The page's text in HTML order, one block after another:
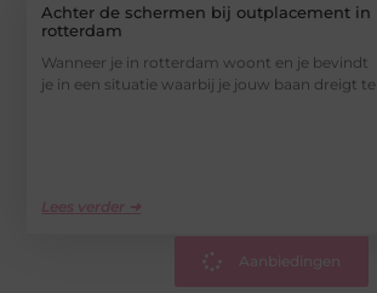
Achter de schermen bij outplacement in
rotterdam
Wanneer je in rotterdam woont en je bevindt
je in een situatie waarbij je jouw baan dreigt te
Lees verder ➜
Aanbiedingen